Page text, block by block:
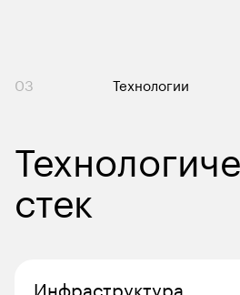
03 Технологии
стек
Инфраструктура